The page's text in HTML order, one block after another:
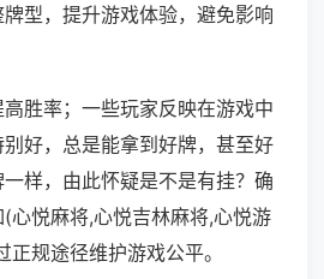
型，提升游戏体验，避免影响
胜率；一些玩家反映在游戏中
好，总是能拿到好牌，甚至好
样，由此怀疑是不是有挂？确
心悦麻将,心悦吉林麻将,心悦游
规途径维护游戏公平。